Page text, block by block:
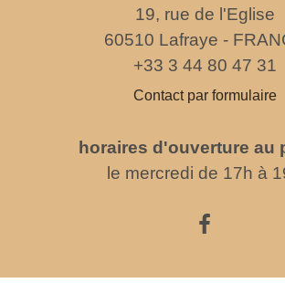
19, rue de l'Eglise
60510 Lafraye -
+33 3 44 80 47 31
Contact par formulaire
horaires d'ouverture au
le mercredi de 17h à